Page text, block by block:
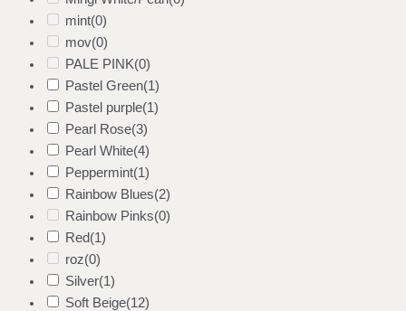
mint(0)
mov(0)
PALE PINK(0)
Pastel Green(1)
Pastel purple(1)
Pearl Rose(3)
Pearl White(4)
Peppermint(1)
Rainbow Blues(2)
Rainbow Pinks(0)
Red(1)
roz(0)
Silver(1)
Soft Beige(12)